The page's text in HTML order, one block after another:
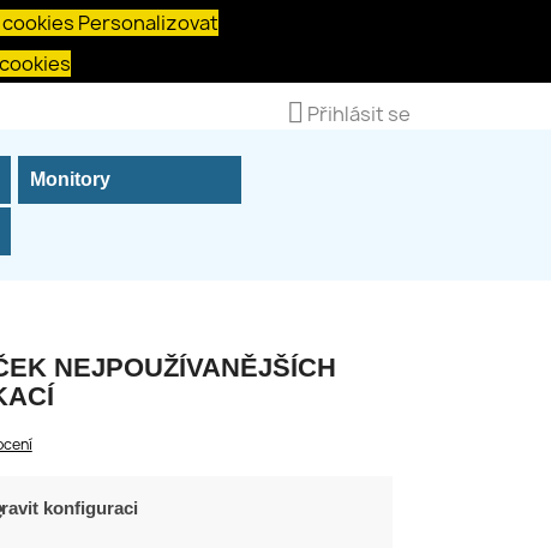
Personalizovat
 Přihlásit se
Monitory
NEJPOUŽÍVANĚJŠÍCH
konfiguraci